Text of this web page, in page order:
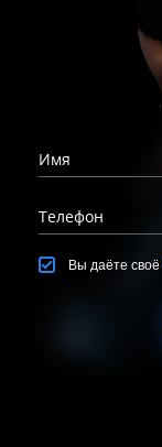
Имя
Телефон
Вы даёте своё